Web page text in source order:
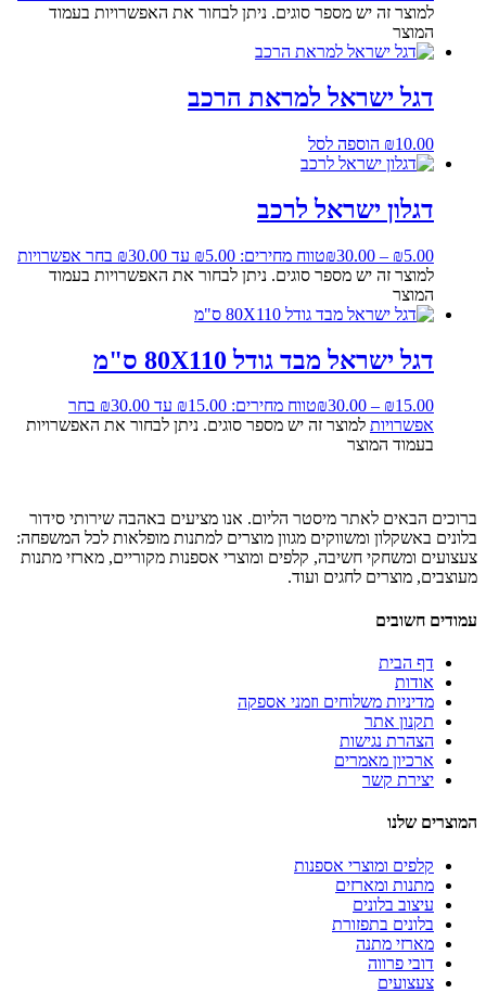
למוצר זה יש מספר סוגים. ניתן לבחור את האפשרויות בעמוד
המוצר
דגל ישראל למראת הרכב
₪10.00 הוספה לסל
דגלון ישראל לרכב
₪5.00
–
₪30.00 טווח מחירים: ⁦₪5.00⁩ עד ⁦₪30.00⁩
בחר אפשרויות
למוצר זה יש מספר סוגים. ניתן לבחור את האפשרויות בעמוד
המוצר
דגל ישראל מבד גודל 80X110 ס"מ
₪15.00
–
₪30.00 טווח מחירים: ⁦₪15.00⁩ עד ⁦₪30.00⁩
בחר
אפשרויות למוצר זה יש מספר סוגים. ניתן לבחור את האפשרויות
בעמוד המוצר
ברוכים הבאים לאתר מיסטר הליום. אנו מציעים באהבה שירותי סידור
בלונים באשקלון ומשווקים מגוון מוצרים למתנות מופלאות לכל המשפחה:
צעצועים ומשחקי חשיבה, קלפים ומוצרי אספנות מקוריים, מארזי מתנות
מעוצבים, מוצרים לחגים ועוד.
עמודים חשובים
דף הבית
אודות
מדיניות משלוחים וזמני אספקה
תקנון אתר
הצהרת נגישות
ארכיון מאמרים
יצירת קשר
המוצרים שלנו
קלפים ומוצרי אספנות
מתנות ומארזים
עיצוב בלונים
בלונים בתפזורת
מארזי מתנה
דובי פרווה
צעצועים